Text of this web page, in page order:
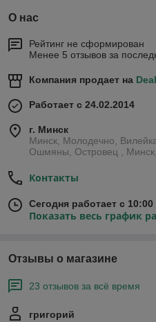
О нас
Рейтинг не сформирован
Менее 5 отзывов за
Компания продает на
Работает с 24.02.2014
г. Минск
Минск, Молодечно,
Ошмяны, Островец ,
Контакты
Сегодня работает с
Показать весь график
Отзывы о магазине
23 отзывов за всё время
григорий